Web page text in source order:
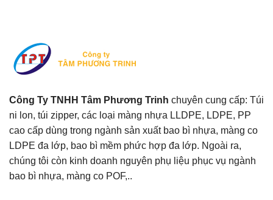
Công Ty TNHH Tâm Phương Trinh chuyên cung cấp: Túi
ni lon, túi zipper, các loại màng nhựa LLDPE, LDPE, PP
cao cấp dùng trong ngành sản xuất bao bì nhựa, màng co
LDPE đa lớp, bao bì mềm phức hợp đa lớp. Ngoài ra,
chúng tôi còn kinh doanh nguyên phụ liệu phục vụ ngành
bao bì nhựa, màng co POF,..